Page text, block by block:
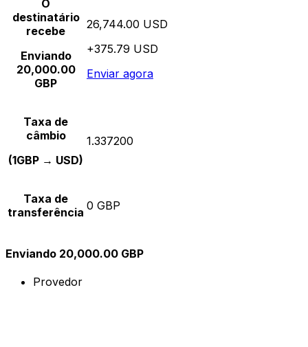
O
destinatário
recebe
Enviando
20,000.00
GBP
26,744.00 USD
+375.79 USD
Enviar agora
Taxa de
câmbio
(1GBP → USD)
1.337200
Taxa de
transferência 0 GBP
Enviando 20,000.00 GBP
Provedor